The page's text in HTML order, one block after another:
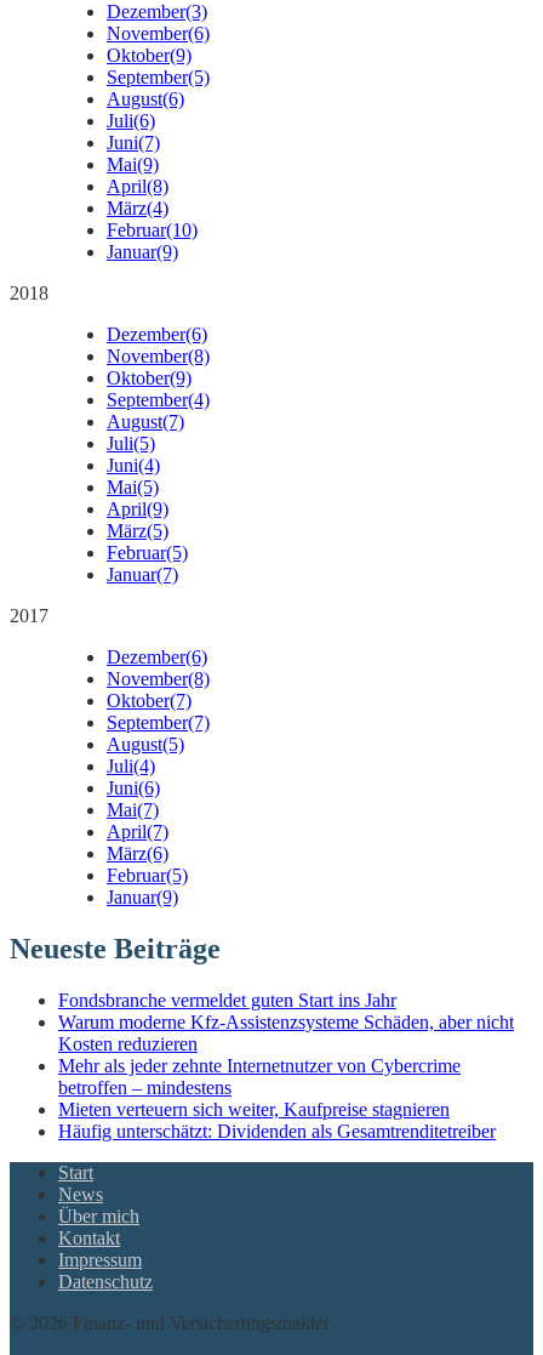
Dezember(3)
November(6)
Oktober(9)
September(5)
August(6)
Juli(6)
Juni(7)
Mai(9)
April(8)
März(4)
Februar(10)
Januar(9)
2018
Dezember(6)
November(8)
Oktober(9)
September(4)
August(7)
Juli(5)
Juni(4)
Mai(5)
April(9)
März(5)
Februar(5)
Januar(7)
2017
Dezember(6)
November(8)
Oktober(7)
September(7)
August(5)
Juli(4)
Juni(6)
Mai(7)
April(7)
März(6)
Februar(5)
Januar(9)
Neueste Beiträge
Fondsbranche vermeldet guten Start ins Jahr
Warum moderne Kfz-Assistenzsysteme Schäden, aber nicht
Kosten reduzieren
Mehr als jeder zehnte Internetnutzer von Cybercrime
betroffen – mindestens
Mieten verteuern sich weiter, Kaufpreise stagnieren
Häufig unterschätzt: Dividenden als Gesamtrenditetreiber
Start
News
Über mich
Kontakt
Impressum
Datenschutz
© 2026 Finanz- und Versicherungsmakler